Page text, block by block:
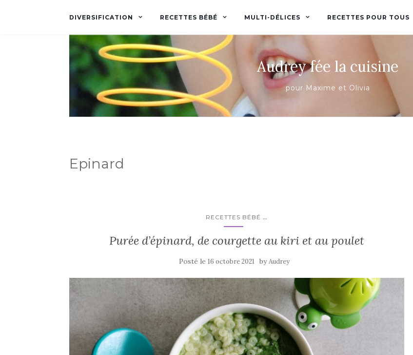
DIVERSIFICATION RECETTES BÉBÉ MULTI-DÉLICES RECETTES POUR TOUS
Audrey fée la cuisine
pour Maxime et Olivia
Epinard
RECETTES BÉBÉ ...
Purée d’épinard, de courgette au kiri et au poulet
Posté le 16 octobre 2021 byAudrey